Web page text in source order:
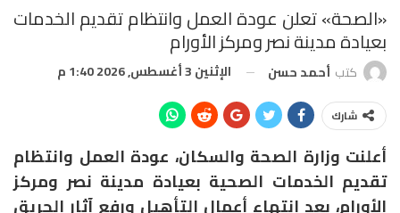
«الصحة» تعلن عودة العمل وانتظام تقديم الخدمات
بعيادة مدينة نصر ومركز الأورام
كتب أحمد حسن الإثنين 3 أغسطس, 2026 1:40 م
شارك
أعلنت وزارة الصحة والسكان، عودة العمل وانتظام
تقديم الخدمات الصحية بعيادة مدينة نصر ومركز
الأورام، بعد انتهاء أعمال التأهيل ورفع آثار الحريق